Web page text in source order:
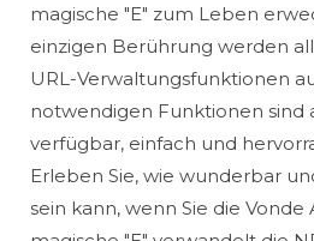
magische "E" zum Leben
einzigen Berührung werden
URL-Verwaltungsfunktionen
notwendigen Funktionen sind
verfügbar, einfach und
Erleben Sie, wie wunderbar
sein kann, wenn Sie die